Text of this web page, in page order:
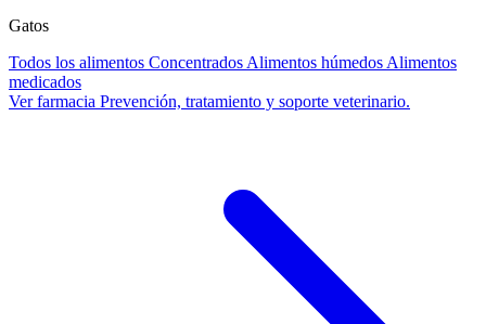
Gatos
Todos los alimentos Concentrados Alimentos húmedos Alimentos
medicados
Ver farmacia Prevención, tratamiento y soporte veterinario.